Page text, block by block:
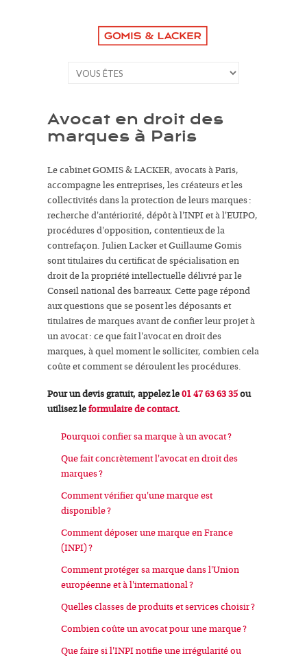
Avocat en droit des
marques à Paris
Le cabinet GOMIS & LACKER, avocats à Paris,
accompagne les entreprises, les créateurs et les
collectivités dans la protection de leurs marques :
recherche d'antériorité, dépôt à l'INPI et à l'EUIPO,
procédures d'opposition, contentieux de la
contrefaçon. Julien Lacker et Guillaume Gomis
sont titulaires du certificat de spécialisation en
droit de la propriété intellectuelle délivré par le
Conseil national des barreaux. Cette page répond
aux questions que se posent les déposants et
titulaires de marques avant de confier leur projet à
un avocat : ce que fait l'avocat en droit des
marques, à quel moment le solliciter, combien cela
coûte et comment se déroulent les procédures.
Pour un devis gratuit, appelez le01 47 63 63 35ou
utilisez leformulaire de contact.
Pourquoi confier sa marque à un avocat ?
Que fait concrètement l'avocat en droit des
marques ?
Comment vérifier qu'une marque est
disponible ?
Comment déposer une marque en France
(INPI) ?
Comment protéger sa marque dans l'Union
européenne et à l'international ?
Quelles classes de produits et services choisir ?
Combien coûte un avocat pour une marque ?
Que faire si l'INPI notifie une irrégularité ou